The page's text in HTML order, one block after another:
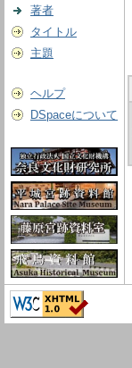
著者
タイトル
主題
ヘルプ
DSpaceについて